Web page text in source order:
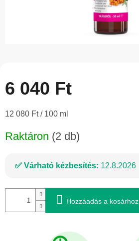
6 040 Ft
Egységár:
12 080 Ft / 100 ml
Raktáron (2 db)
Várható kézbesítés: 12.8.2026
Hozzáadás a kosárhoz